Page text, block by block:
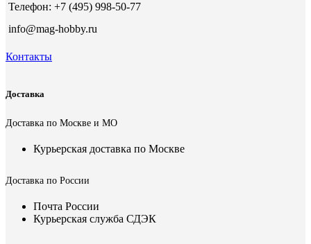
Телефон: +7 (495) 998-50-77
info@mag-hobby.ru
Контакты
Доставка
Доставка по Москве и МО
Курьерская доставка по Москве
Доставка по России
Почта России
Курьерская служба СДЭК